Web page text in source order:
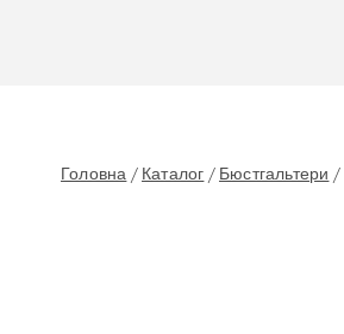
Головна / Каталог / Бюстгальтери /